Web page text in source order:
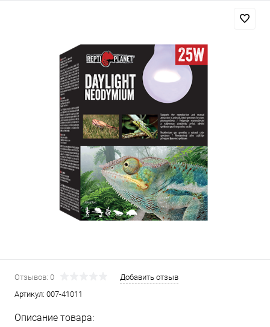
Отзывов: 0
Добавить отзыв
Артикул: 007-41011
Описание товара: